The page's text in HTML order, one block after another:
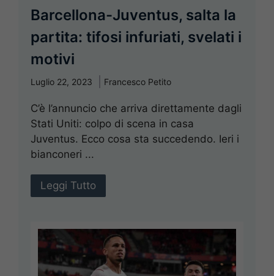
Barcellona-Juventus, salta la
partita: tifosi infuriati, svelati i
motivi
Luglio 22, 2023 Francesco Petito
C’è l’annuncio che arriva direttamente dagli
Stati Uniti: colpo di scena in casa
Juventus. Ecco cosa sta succedendo. Ieri i
bianconeri ...
Leggi Tutto